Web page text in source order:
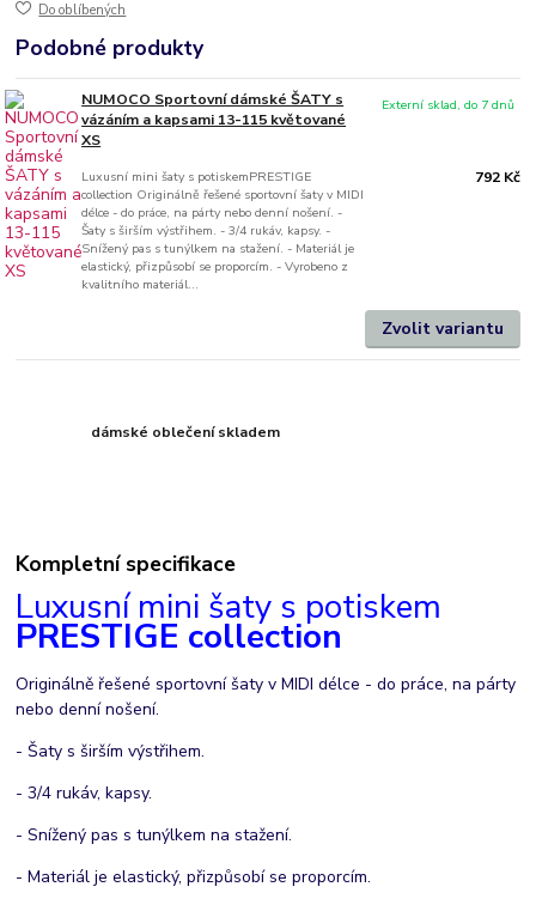
Do oblíbených
Podobné produkty
NUMOCO Sportovní dámské ŠATY s
vázáním a kapsami 13-115 květované
XS
Luxusní mini šaty s potiskemPRESTIGE
collection Originálně řešené sportovní šaty v MIDI
délce - do práce, na párty nebo denní nošení. -
Šaty s širším výstřihem. - 3/4 rukáv, kapsy. -
Snížený pas s tunýlkem na stažení. - Materiál je
elastický, přizpůsobí se proporcím. - Vyrobeno z
kvalitního materiál...
792 Kč
Externí sklad, do 7 dnů
Zvolit variantu
dámské oblečení skladem
Kompletní specifikace
Luxusní mini šaty s potiskem
PRESTIGE collection
Originálně řešené sportovní šaty v MIDI délce - do práce, na párty
nebo denní nošení.
- Šaty s širším výstřihem.
- 3/4 rukáv, kapsy.
- Snížený pas s tunýlkem na stažení.
- Materiál je elastický, přizpůsobí se proporcím.